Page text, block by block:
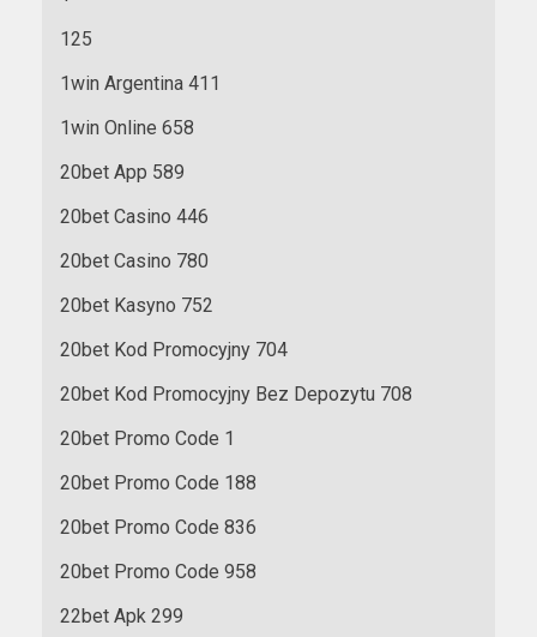
125
1win Argentina 411
1win Online 658
20bet App 589
20bet Casino 446
20bet Casino 780
20bet Kasyno 752
20bet Kod Promocyjny 704
20bet Kod Promocyjny Bez Depozytu 708
20bet Promo Code 1
20bet Promo Code 188
20bet Promo Code 836
20bet Promo Code 958
22bet Apk 299